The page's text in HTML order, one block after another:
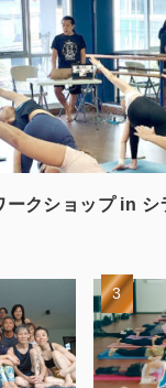
ークショップ in シ